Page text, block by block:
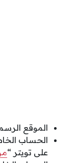
الموقع
الحساب
على تويتر “